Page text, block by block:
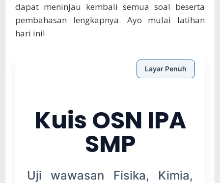
dapat meninjau kembali semua soal beserta
pembahasan lengkapnya. Ayo mulai latihan
hari ini!
Layar Penuh
Kuis OSN IPA
SMP
Uji wawasan Fisika, Kimia,